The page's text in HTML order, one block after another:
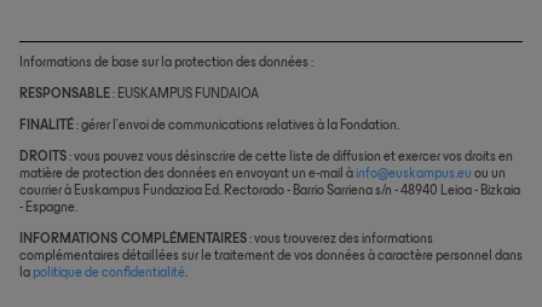
Informations de base sur la protection des données :
RESPONSABLE : EUSKAMPUS FUNDAIOA
FINALITÉ : gérer l’envoi de communications relatives à la Fondation.
DROITS : vous pouvez vous désinscrire de cette liste de diffusion et exercer vos droits en
matière de protection des données en envoyant un e-mail à info@euskampus.eu ou un
courrier à Euskampus Fundazioa Ed. Rectorado - Barrio Sarriena s/n - 48940 Leioa - Bizkaia
- Espagne.
INFORMATIONS COMPLÉMENTAIRES : vous trouverez des informations
complémentaires détaillées sur le traitement de vos données à caractère personnel dans
la politique de confidentialité.